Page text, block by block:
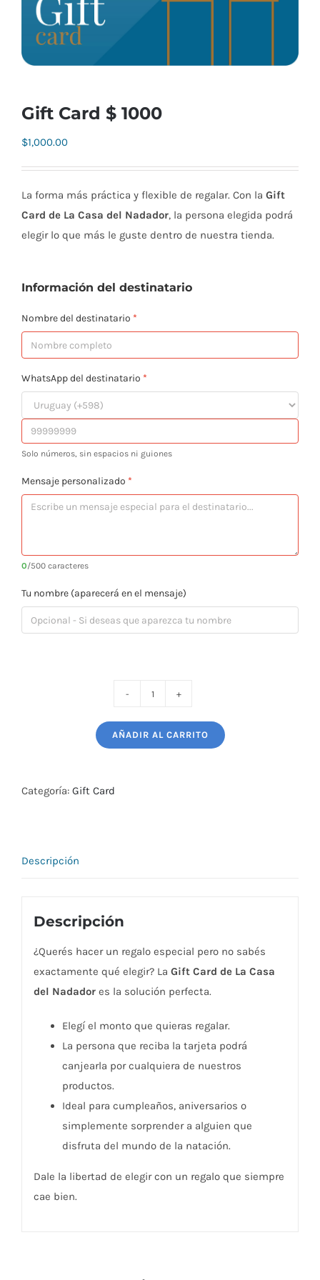
Gift Card $ 1000
$1,000.00
La forma más práctica y flexible de regalar. Con la Gift
Card de La Casa del Nadador, la persona elegida podrá
elegir lo que más le guste dentro de nuestra tienda.
Información del destinatario
Nombre del destinatario *
WhatsApp del destinatario *
Solo números, sin espacios ni guiones
Mensaje personalizado *
0/500 caracteres
Tu nombre (aparecerá en el mensaje)
Card
AÑADIR AL CARRITO
Categoría: Gift Card
Descripción
Descripción
¿Querés hacer un regalo especial pero no sabés
exactamente qué elegir? La Gift Card de La Casa
del Nadadores la solución perfecta.
Elegí el monto que quieras regalar.
La persona que reciba la tarjeta podrá
canjearla por cualquiera de nuestros
productos.
Ideal para cumpleaños, aniversarios o
simplemente sorprender a alguien que
disfruta del mundo de la natación.
Dale la libertad de elegir con un regalo que siempre
cae bien.